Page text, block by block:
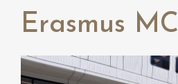
Erasmus MC